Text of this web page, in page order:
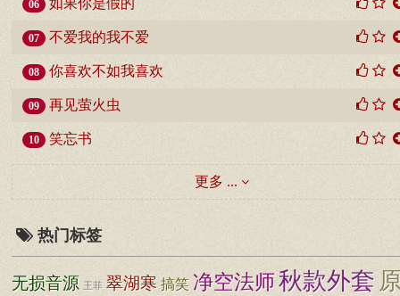
06 如果你是假的
07 不爱我的我不爱
08 你喜欢不如我喜欢
09 再见萤火虫
10 笑忘书
更多 ...
热门标签
无损音源 王菲 翠湖寒 搞笑 净空法师秋款外套